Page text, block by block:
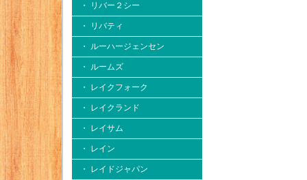
・ リバー２シー
・ リバティ
・ ルーハージェンセン
・ ルームズ
・ レイクフォーク
・ レイクランド
・ レイサム
・ レイン
・ レイドジャパン